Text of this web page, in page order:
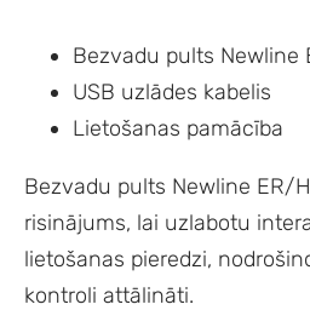
Bezvadu pults Newline
USB uzlādes kabelis
Lietošanas pamācība
Bezvadu pults Newline ER/
risinājums, lai uzlabotu
lietošanas pieredzi,
kontroli attālināti.